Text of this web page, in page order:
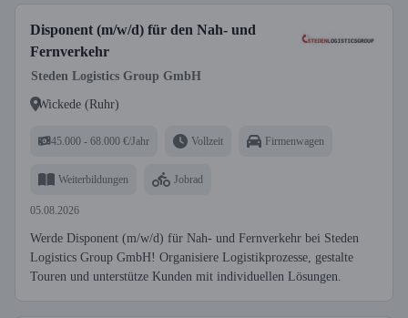
Disponent (m/w/d) für den Nah- und
Fernverkehr
Steden Logistics Group GmbH
Wickede (Ruhr)
45.000 - 68.000 €/Jahr Vollzeit Firmenwagen
Weiterbildungen Jobrad
05.08.2026
Werde Disponent (m/w/d) für Nah- und Fernverkehr bei Steden
Logistics Group GmbH! Organisiere Logistikprozesse, gestalte
Touren und unterstütze Kunden mit individuellen Lösungen.